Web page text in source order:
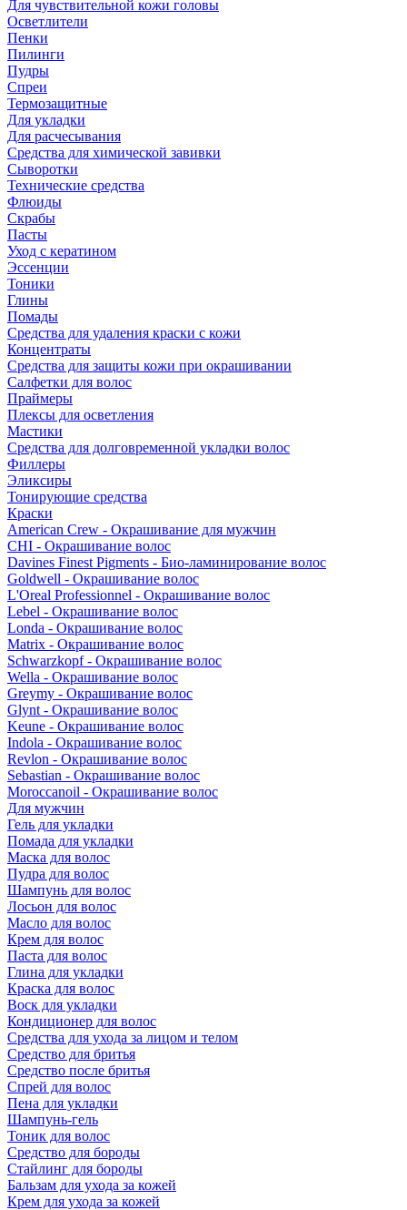
Для чувствительной кожи головы
Осветлители
Пенки
Пилинги
Пудры
Спреи
Термозащитные
Для укладки
Для расчесывания
Средства для химической завивки
Сыворотки
Технические средства
Флюиды
Скрабы
Пасты
Уход с кератином
Эссенции
Тоники
Глины
Помады
Средства для удаления краски с кожи
Концентраты
Средства для защиты кожи при окрашивании
Салфетки для волос
Праймеры
Плексы для осветления
Мастики
Средства для долговременной укладки волос
Филлеры
Эликсиры
Тонирующие средства
Краски
American Crew - Окрашивание для мужчин
CHI - Окрашивание волос
Davines Finest Pigments - Био-ламинирование волос
Goldwell - Окрашивание волос
L'Oreal Professionnel - Окрашивание волос
Lebel - Окрашивание волос
Londa - Окрашивание волос
Matrix - Окрашивание волос
Schwarzkopf - Окрашивание волос
Wella - Окрашивание волос
Greymy - Окрашивание волос
Glynt - Окрашивание волос
Keune - Окрашивание волос
Indola - Окрашивание волос
Revlon - Окрашивание волос
Sebastian - Окрашивание волос
Moroccanoil - Окрашивание волос
Для мужчин
Гель для укладки
Помада для укладки
Маска для волос
Пудра для волос
Шампунь для волос
Лосьон для волос
Масло для волос
Крем для волос
Паста для волос
Глина для укладки
Краска для волос
Воск для укладки
Кондиционер для волос
Средства для ухода за лицом и телом
Средство для бритья
Средство после бритья
Спрей для волос
Пена для укладки
Шампунь-гель
Тоник для волос
Средство для бороды
Стайлинг для бороды
Бальзам для ухода за кожей
Крем для ухода за кожей